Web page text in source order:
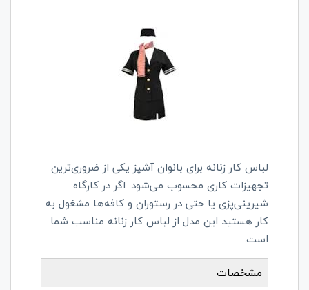
لباس کار زنانه برای بانوان آشپز یکی از ضروری‌ترین
تجهیزات کاری محسوب می‌شود. اگر در کارگاه
شیرینی‌پزی یا حتی در رستوران و کافه‌ها مشغول به
کار هستید این مدل از لباس کار زنانه مناسب شما
است.
مشخصات